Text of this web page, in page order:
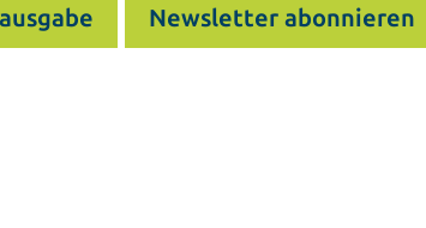
Newsletter abonnieren